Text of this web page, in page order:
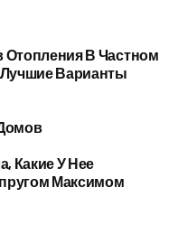
Отопления В Частном
Варианты
Какие У Нее
Максимом